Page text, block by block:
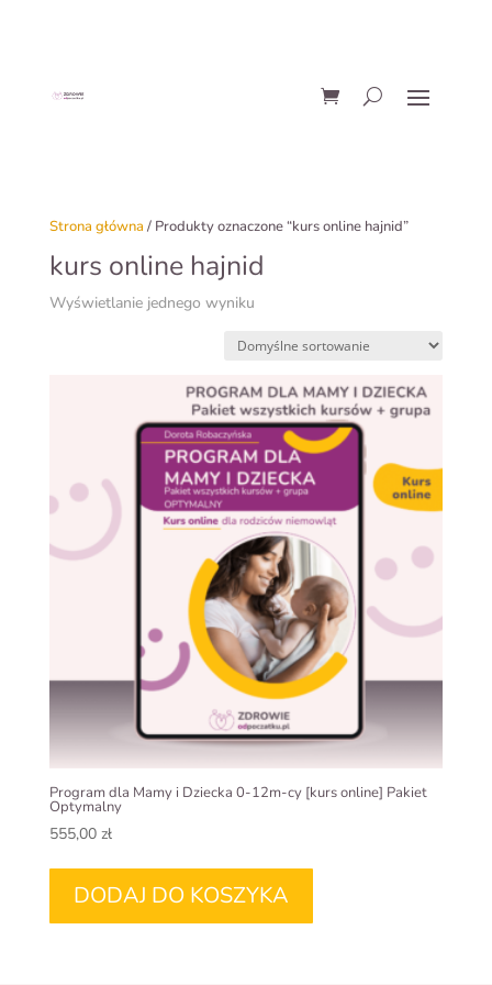
Strona główna / Produkty oznaczone “kurs online hajnid”
kurs online hajnid
Wyświetlanie jednego wyniku
Program dla Mamy i Dziecka 0-12m-cy [kurs online] Pakiet
Optymalny
555,00 zł
DODAJ DO KOSZYKA